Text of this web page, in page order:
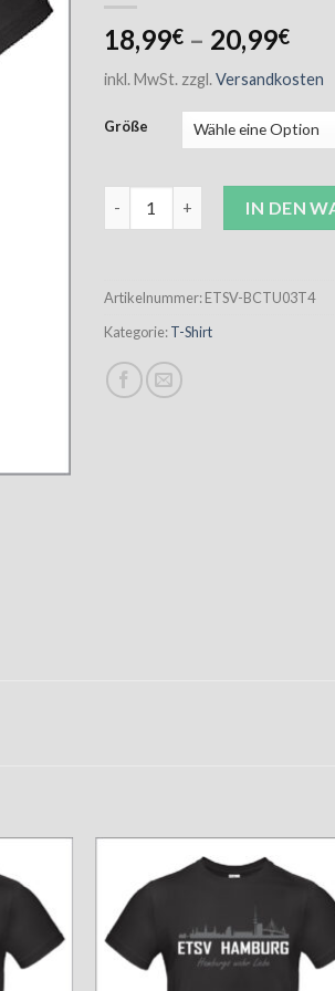
18,99€ – 20,99€
inkl. MwSt. zzgl. Versandkosten
Größe
IN DEN
Artikelnummer:ETSV-BCTU03T4
Kategorie:T-Shirt